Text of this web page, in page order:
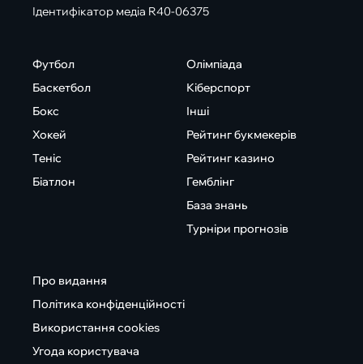
Ідентифікатор медіа R40-06375
Футбол
Баскетбол
Бокс
Хокей
Теніс
Біатлон
Олімпіада
Кіберспорт
Інші
Рейтинг букмекерів
Рейтинг казино
Гемблінг
База знань
Турніри прогнозів
Про видання
Політика конфіденційності
Використання cookies
Угода користувача